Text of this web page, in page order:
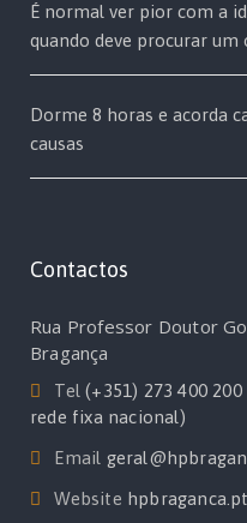
É normal ver pior com a
quando deve procurar um
Dorme 8 horas e acorda
causas
Contactos
Rua Professor Doutor
Bragança
Tel(+351) 273 400
rede fixa nacional)
Email
Website hpbraganca.pt